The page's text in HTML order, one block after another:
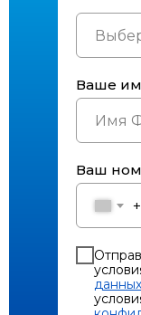
Ваше
Ваш
данных